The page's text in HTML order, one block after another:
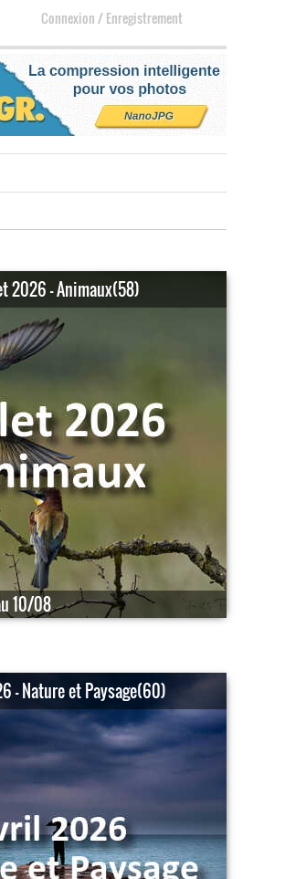
Connexion/Enregistrement
2026 - Animaux(58)
10/08
- Nature et Paysage(60)